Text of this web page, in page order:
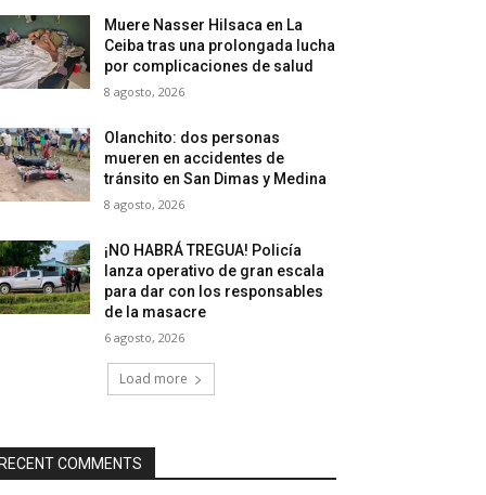
Muere Nasser Hilsaca en La
Ceiba tras una prolongada lucha
por complicaciones de salud
8 agosto, 2026
Olanchito: dos personas
mueren en accidentes de
tránsito en San Dimas y Medina
8 agosto, 2026
¡NO HABRÁ TREGUA! Policía
lanza operativo de gran escala
para dar con los responsables
de la masacre
6 agosto, 2026
Load more
COMMENTS